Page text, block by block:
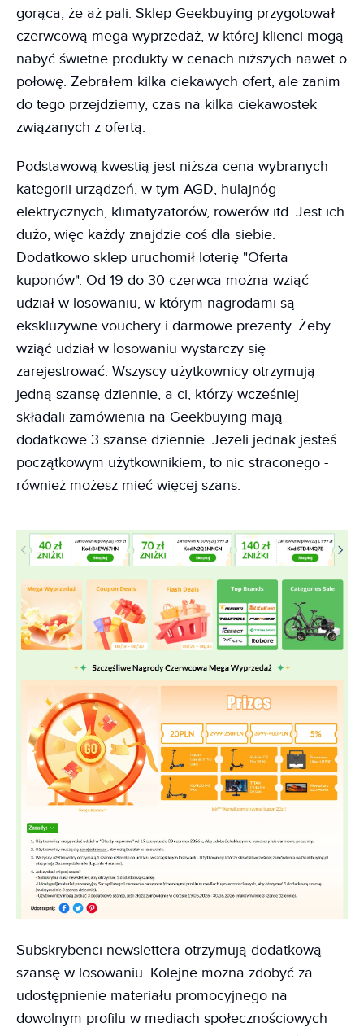
gorąca, że aż pali. Sklep Geekbuying przygotował
czerwcową mega wyprzedaż, w której klienci mogą
nabyć świetne produkty w cenach niższych nawet o
połowę. Zebrałem kilka ciekawych ofert, ale zanim
do tego przejdziemy, czas na kilka ciekawostek
związanych z ofertą.
Podstawową kwestią jest niższa cena wybranych
kategorii urządzeń, w tym AGD, hulajnóg
elektrycznych, klimatyzatorów, rowerów itd. Jest ich
dużo, więc każdy znajdzie coś dla siebie.
Dodatkowo sklep uruchomił loterię "Oferta
kuponów". Od 19 do 30 czerwca można wziąć
udział w losowaniu, w którym nagrodami są
ekskluzywne vouchery i darmowe prezenty. Żeby
wziąć udział w losowaniu wystarczy się
zarejestrować. Wszyscy użytkownicy otrzymują
jedną szansę dziennie, a ci, którzy wcześniej
składali zamówienia na Geekbuying mają
dodatkowe 3 szanse dziennie. Jeżeli jednak jesteś
początkowym użytkownikiem, to nic straconego -
również możesz mieć więcej szans.
Subskrybenci newslettera otrzymują dodatkową
szansę w losowaniu. Kolejne można zdobyć za
udostępnienie materiału promocyjnego na
dowolnym profilu w mediach społecznościowych